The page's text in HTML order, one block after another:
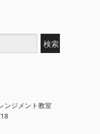
ンジメント教室